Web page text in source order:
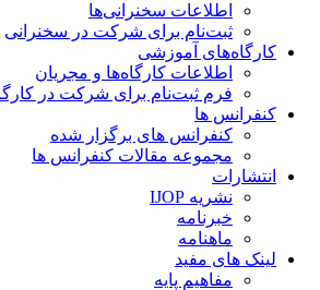
اطلاعات سخنرانی‌‌ها
ثبت‌نام برای شرکت در سخنرانی
کارگاه‌های آموزشی
اطلاعات کارگاه‌ها و مجریان
فرم ثبت‌نام برای شرکت در کارگاه
کنفرانس ها
کنفرانس های برگزار شده
مجموعه مقالات کنفرانس ها
انتشارات
نشریه IJOP
خبرنامه
ماهنامه
لینک های مفید
مفاهیم پایه